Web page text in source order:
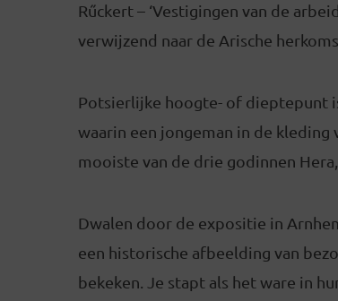
Rűckert – ‘Vestigingen van de
verwijzend naar de Arische
Potsierlijke hoogte- of dieptepunt
waarin een jongeman in de kleding
mooiste van de drie godinnen
Dwalen door de expositie in
een historische afbeelding van
bekeken. Je stapt als het ware in